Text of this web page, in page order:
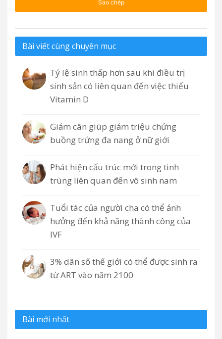
Sao chép
Bài viết cùng chuyên mục
Tỷ lệ sinh thấp hơn sau khi điều trị
sinh sản có liên quan đến việc thiếu
Vitamin D
Giảm cân giúp giảm triệu chứng
buồng trứng đa nang ở nữ giới
Phát hiện cấu trúc mới trong tinh
trùng liên quan đến vô sinh nam
Tuổi tác của người cha có thể ảnh
hưởng đến khả năng thành công của
IVF
3% dân số thế giới có thể được sinh ra
từ ART vào năm 2100
Bài mới nhất